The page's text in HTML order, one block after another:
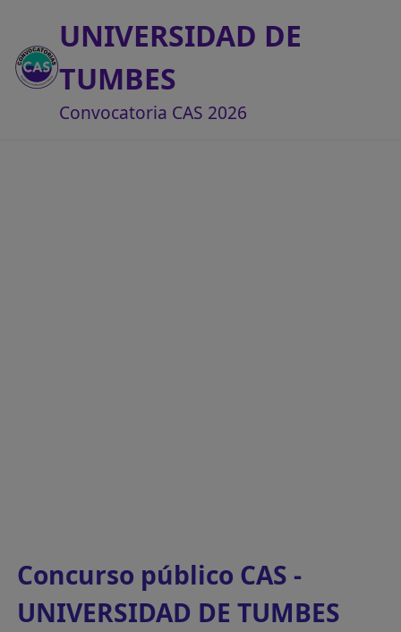
UNIVERSIDAD DE
TUMBES
Convocatoria CAS 2026
Concurso público CAS -
UNIVERSIDAD DE TUMBES